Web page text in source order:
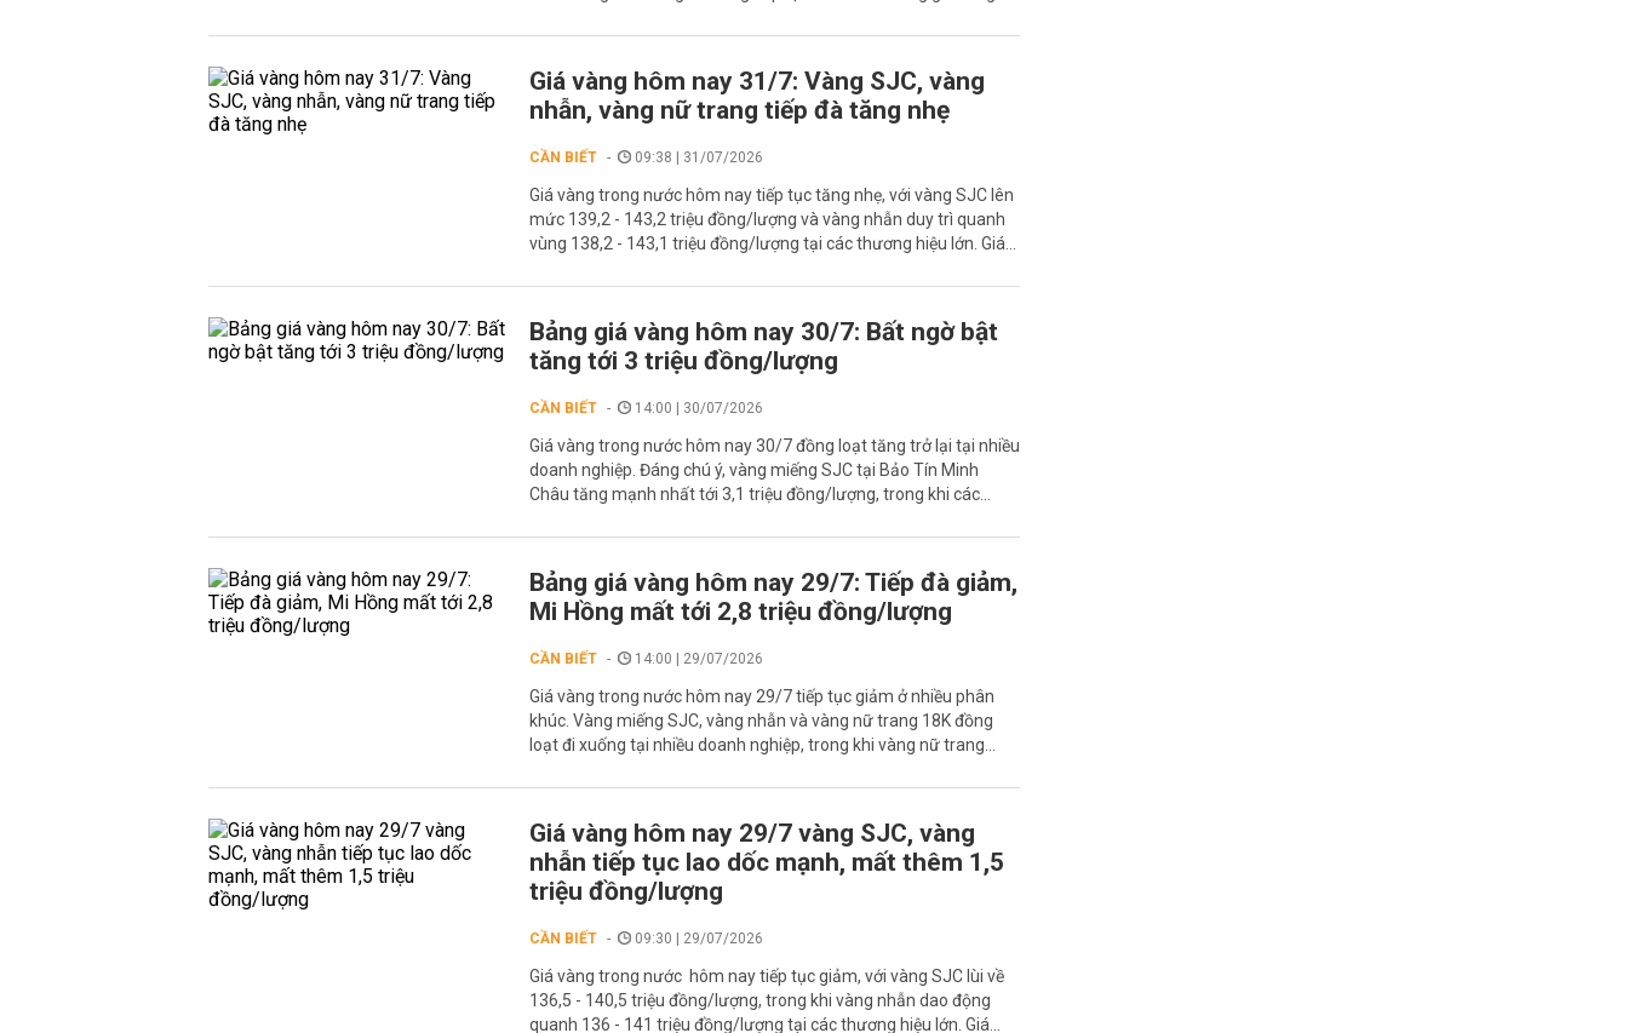
Giá vàng hôm nay 31/7: Vàng SJC, vàng
nhẫn, vàng nữ trang tiếp đà tăng nhẹ
CẦN BIẾT 09:38 | 31/07/2026
Giá vàng trong nước hôm nay tiếp tục tăng nhẹ, với vàng SJC lên
mức 139,2 - 143,2 triệu đồng/lượng và vàng nhẫn duy trì quanh
vùng 138,2 - 143,1 triệu đồng/lượng tại các thương hiệu lớn. Giá...
Bảng giá vàng hôm nay 30/7: Bất ngờ bật
tăng tới 3 triệu đồng/lượng
CẦN BIẾT 14:00 | 30/07/2026
Giá vàng trong nước hôm nay 30/7 đồng loạt tăng trở lại tại nhiều
doanh nghiệp. Đáng chú ý, vàng miếng SJC tại Bảo Tín Minh
Châu tăng mạnh nhất tới 3,1 triệu đồng/lượng, trong khi các...
Bảng giá vàng hôm nay 29/7: Tiếp đà giảm,
Mi Hồng mất tới 2,8 triệu đồng/lượng
CẦN BIẾT 14:00 | 29/07/2026
Giá vàng trong nước hôm nay 29/7 tiếp tục giảm ở nhiều phân
khúc. Vàng miếng SJC, vàng nhẫn và vàng nữ trang 18K đồng
loạt đi xuống tại nhiều doanh nghiệp, trong khi vàng nữ trang...
Giá vàng hôm nay 29/7 vàng SJC, vàng
nhẫn tiếp tục lao dốc mạnh, mất thêm 1,5
triệu đồng/lượng
CẦN BIẾT 09:30 | 29/07/2026
Giá vàng trong nước hôm nay tiếp tục giảm, với vàng SJC lùi về
136,5 - 140,5 triệu đồng/lượng, trong khi vàng nhẫn dao động
quanh 136 - 141 triệu đồng/lượng tại các thương hiệu lớn. Giá...